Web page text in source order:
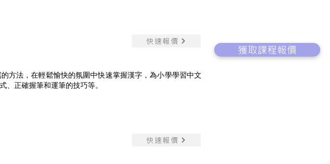
獲取課程報價
快速報價
方法，在輕鬆愉快的氛圍中快速掌握漢字，為小學學習中文
正確握筆和運筆的技巧等。
快速報價